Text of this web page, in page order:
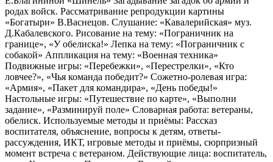
родах войск. Рассматривание репродукции картины
«Богатыри» В.Васнецов. Слушание: «Кавалерийская» муз.
Д.Кабалевского. Рисование на тему: «Пограничник на
границе», «У обелиска!» Лепка на тему: «Пограничник с
собакой» Аппликация на тему: «Военная техника»
Подвижные игры: «Перебежки», «Перестрелки», «Кто
ловчее?», «Чья команда победит?» Сожетно-ролевая игра:
«Армия», «Пакет для командира», «День победы!»
Настольные игры: «Путешествие по карте», «Выполни
задание», «Разминируй поле» Словарная работа: ветераны,
обелиск. Используемые методы и приёмы: Рассказ
воспитателя, объяснение, вопросы к детям, ответы-
рассуждения, ИКТ, игровые методы и приёмы, сюрпризный
момент встреча с ветераном. Действующие лица: воспитатель,